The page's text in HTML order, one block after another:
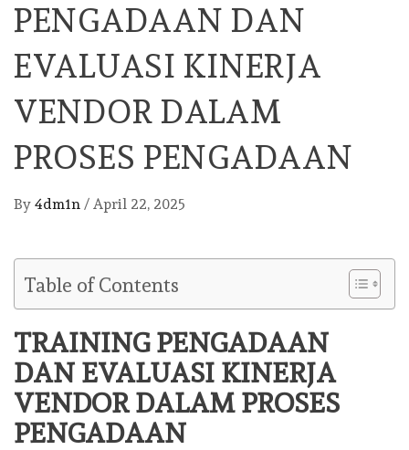
PENGADAAN DAN
EVALUASI KINERJA
VENDOR DALAM
PROSES PENGADAAN
By 4dm1n / April 22, 2025
Table of Contents
TRAINING PENGADAAN
DAN EVALUASI KINERJA
VENDOR DALAM PROSES
PENGADAAN